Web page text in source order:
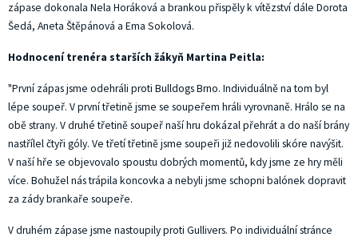
zápase dokonala Nela Horáková a brankou přispěly k vítězství dále Dorota
Šedá, Aneta Štěpánová a Ema Sokolová.
Hodnocení trenéra starších žákyň Martina Peitla:
"První zápas jsme odehráli proti Bulldogs Brno. Individuálně na tom byl
lépe soupeř. V první třetině jsme se soupeřem hráli vyrovnaně. Hrálo se na
obě strany. V druhé třetině soupeř naší hru dokázal přehrát a do naší brány
nastřílel čtyři góly. Ve třetí třetině jsme soupeři již nedovolili skóre navýšit.
V naší hře se objevovalo spoustu dobrých momentů, kdy jsme ze hry měli
více. Bohužel nás trápila koncovka a nebyli jsme schopni balónek dopravit
za zády brankaře soupeře.
V druhém zápase jsme nastoupily proti Gullivers. Po individuální stránce